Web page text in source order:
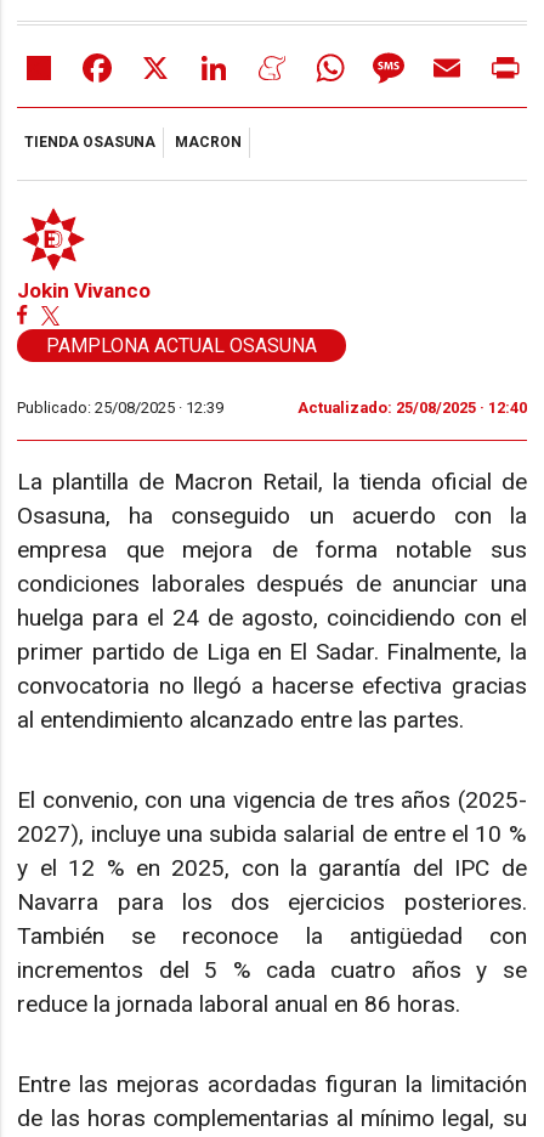
Share Facebook LinkedIn MeneameWhatsAppMessageEmail
TIENDA OSASUNA MACRON
Jokin Vivanco
PAMPLONA ACTUAL OSASUNA
Publicado: 25/08/2025 · 12:39 Actualizado: 25/08/2025 · 12:40
La plantilla de Macron Retail, la tienda oficial de
Osasuna, ha conseguido un acuerdo con la
empresa que mejora de forma notable sus
condiciones laborales después de anunciar una
huelga para el 24 de agosto, coincidiendo con el
primer partido de Liga en El Sadar. Finalmente, la
convocatoria no llegó a hacerse efectiva gracias
al entendimiento alcanzado entre las partes.
El convenio, con una vigencia de tres años (2025-
2027), incluye una subida salarial de entre el 10 %
y el 12 % en 2025, con la garantía del IPC de
Navarra para los dos ejercicios posteriores.
También se reconoce la antigüedad con
incrementos del 5 % cada cuatro años y se
reduce la jornada laboral anual en 86 horas.
Entre las mejoras acordadas figuran la limitación
de las horas complementarias al mínimo legal, su